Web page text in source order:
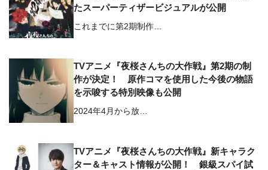
たスーパーティザービジュアルが公開
これまでに第2期制作…
TVアニメ『夜桜さんちの大作戦』第2期の制
作が決定！ 原作コマを使用した今後の物語
を示唆する特別映像も公開
2024年4月から放…
TVアニメ『夜桜さんちの大作戦』新キャラク
ター＆キャスト情報が公開！ 銀級スパイ試